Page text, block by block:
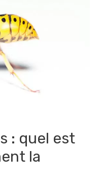
: quel est
la